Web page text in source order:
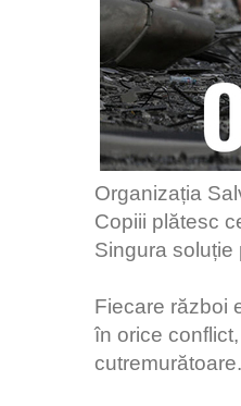
Organizația
Copiii plătesc
Singura soluție
Fiecare război
în orice
cutremurătoare.